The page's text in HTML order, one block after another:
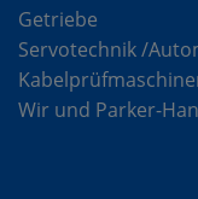
Getriebe
Servotechnik /
Wir und Parker-